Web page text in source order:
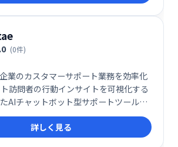
(0件)
業のカスタマーサポート業務を効率化
訪問者の行動インサイトを可視化する
AIチャットボット型サポートツールで
業（SMEs）にとって、問い合わせ対応
ザーのニーズ分析を同時に実現できる
れています。
詳しく見る